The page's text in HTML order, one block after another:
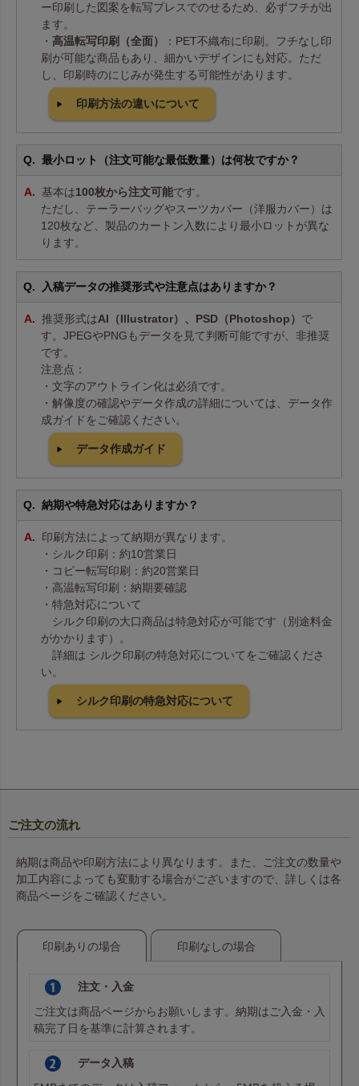
ー印刷した図案を転写プレスでのせるため、必ずフチが出
ます。
・ 高温転写印刷（全面）
：PET不織布に印刷。フチなし印
刷が可能な商品もあり、細かいデザインにも対応。ただ
し、印刷時のにじみが発生する可能性があります。
印刷方法の違いについて
最小ロット（注文可能な最低数量）は何枚ですか？
基本は100枚から注文可能です。
ただし、テーラーバッグやスーツカバー（洋服カバー）は
120枚など、製品のカートン入数により最小ロットが異な
ります。
入稿データの推奨形式や注意点はありますか？
推奨形式はAI（Illustrator）、PSD（Photoshop） で
す。JPEGやPNGもデータを見て判断可能ですが、非推奨
です。
注意点：
・文字のアウトライン化は必須です。
・解像度の確認やデータ作成の詳細については、データ作
成ガイドをご確認ください。
データ作成ガイド
納期や特急対応はありますか？
印刷方法によって納期が異なります。
・シルク印刷：約10営業日
・コピー転写印刷：約20営業日
・高温転写印刷：納期要確認
・特急対応について
シルク印刷の大口商品は特急対応が可能です（別途料金
がかかります）。
詳細は シルク印刷の特急対応についてをご確認くださ
い。
シルク印刷の特急対応について
ご注文の流れ
納期は商品や印刷方法により異なります。また、ご注文の数量や
加工内容によっても変動する場合がございますので、詳しくは各
商品ページをご確認ください。
印刷ありの場合 印刷なしの場合
注文・入金
ご注文は商品ページからお願いします。納期はご入金・入
稿完了日を基準に計算されます。
データ入稿